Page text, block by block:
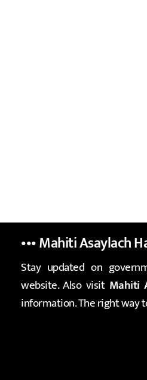
••• Mahiti Asaylach
Stay updated on
website. Also visit Mahiti
information. The right way